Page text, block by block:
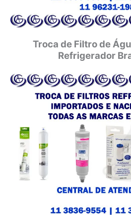
Troca de Filtro de
Refrigerador